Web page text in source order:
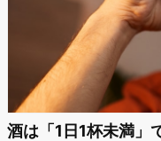
酒は「1日1杯未満」